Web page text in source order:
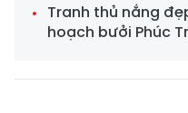
Tranh thủ nắng
hoạch bưởi Phúc